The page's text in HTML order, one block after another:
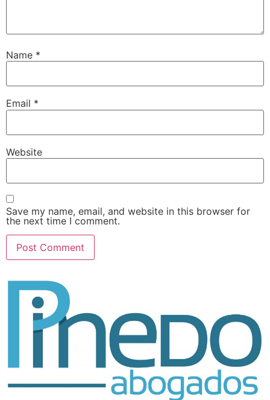
Name *
Email *
Website
Save my name, email, and website in this browser for
the next time I comment.